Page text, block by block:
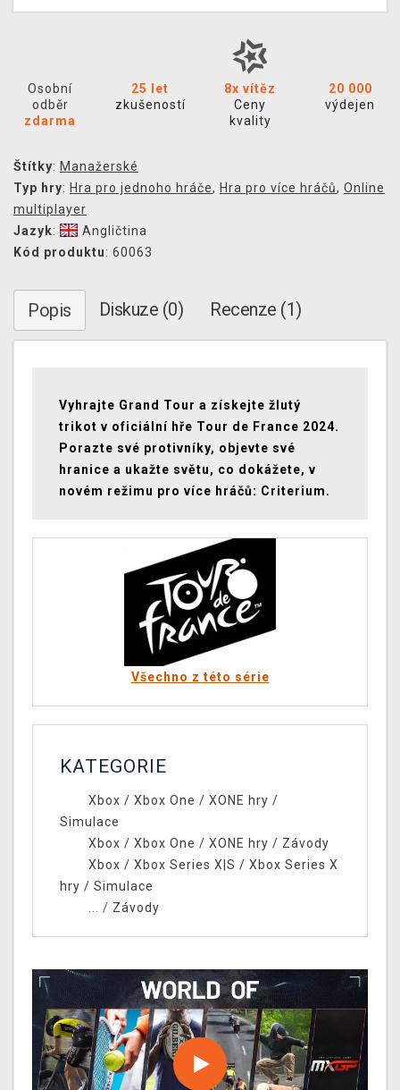
Osobní
odběr
zdarma
25 let
zkušeností
8x vítěz
Ceny
kvality
20 000
výdejen
Štítky: Manažerské
Typ hry: Hra pro jednoho hráče, Hra pro více hráčů, Online
multiplayer
Jazyk:
Angličtina
Kód produktu: 60063
Popis Diskuze (0) Recenze (1)
Vyhrajte Grand Tour a získejte žlutý
trikot v oficiální hře Tour de France 2024.
Porazte své protivníky, objevte své
hranice a ukažte světu, co dokážete, v
novém režimu pro více hráčů: Criterium.
Všechno z této série
KATEGORIE
Xbox / Xbox One / XONE hry /
Simulace
Xbox / Xbox One / XONE hry / Závody
Xbox / Xbox Series X|S / Xbox Series X
hry / Simulace
... / Závody